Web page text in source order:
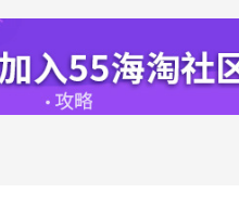
人成功下单
Biōkreativ